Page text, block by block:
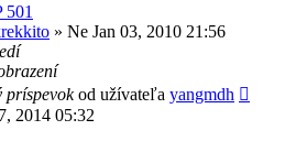
501
» Ne Jan 03, 2010 21:56
príspevokod užívateľa yangmdh
2014 05:32